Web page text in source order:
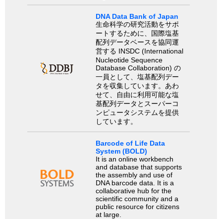
DNA Data Bank of Japan
生命科学の研究活動をサポ
ートするために、国際塩基
配列データベースを協同運
営する INSDC (International
Nucleotide Sequence
Database Collaboration) の
一員として、塩基配列デー
タを収集しています。あわ
せて、自由に利用可能な塩
基配列データとスーパーコ
ンピュータシステムを提供
しています。
Barcode of Life Data
System (BOLD)
It is an online workbench
and database that supports
the assembly and use of
DNA barcode data. It is a
collaborative hub for the
scientific community and a
public resource for citizens
at large.